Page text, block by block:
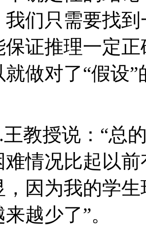
我们只需要找
保证推理一定
做对了“假设
授说：“总的
难情况比起以
，因为我的学
越少了”。